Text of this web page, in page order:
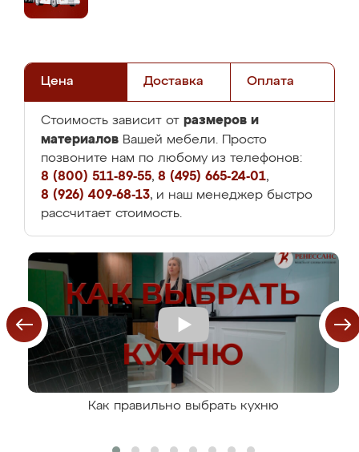
Цена Доставка Оплата
Стоимость зависит от размеров и
материалов Вашей мебели. Просто
позвоните нам по любому из телефонов:
8 (800) 511-89-55, 8 (495) 665-24-01,
8 (926) 409-68-13, и наш менеджер быстро
рассчитает стоимость.
Как правильно выбрать кухню